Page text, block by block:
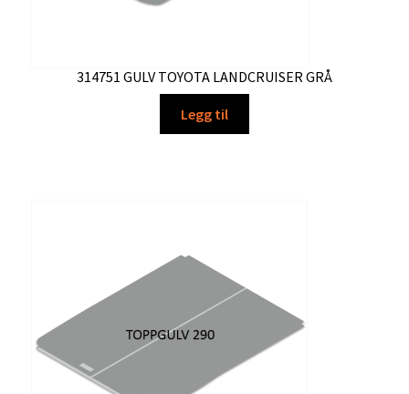
314751 GULV TOYOTA LANDCRUISER GRÅ
Legg til